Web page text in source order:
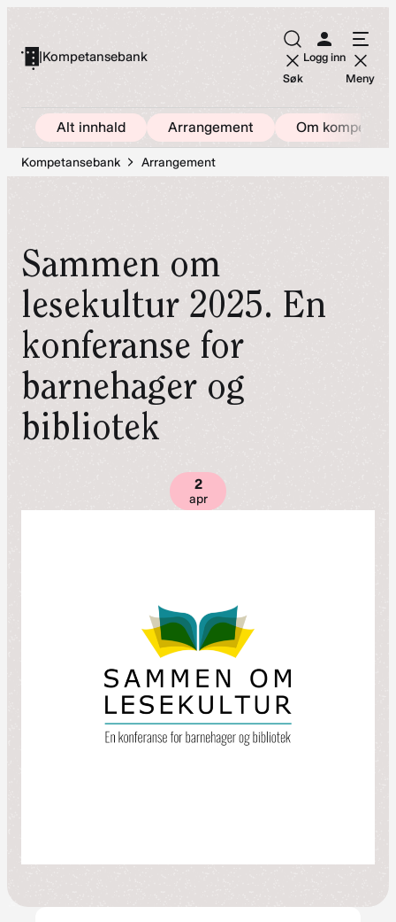
innhold
|Kompetansebank
Søk
Logg inn
Meny
Alt innhald Arrangement Om
Kompetansebank Arrangement
Sammen om
lesekultur 2025. En
konferanse for
barnehager og
bibliotek
2
apr